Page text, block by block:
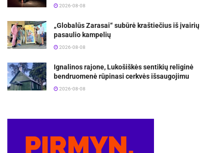
2026-08-08
„Globalūs Zarasai“ subūrė kraštiečius iš įvairių
pasaulio kampelių
2026-08-08
Ignalinos rajone, Lukošiškės sentikių religinė
bendruomenė rūpinasi cerkvės išsaugojimu
2026-08-08